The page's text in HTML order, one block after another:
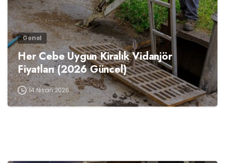
Genel
Her Cebe Uygun Kiralık Vidanjör
Fiyatları (2026 Güncel)
14 Nisan 2026